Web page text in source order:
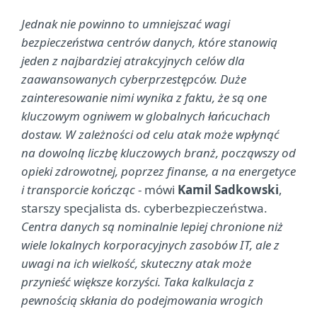
Jednak nie powinno to umniejszać wagi
bezpieczeństwa centrów danych, które stanowią
jeden z najbardziej atrakcyjnych celów dla
zaawansowanych cyberprzestępców. Duże
zainteresowanie nimi wynika z faktu, że są one
kluczowym ogniwem w globalnych łańcuchach
dostaw. W zależności od celu atak może wpłynąć
na dowolną liczbę kluczowych branż, począwszy od
opieki zdrowotnej, poprzez finanse, a na energetyce
i transporcie kończąc- mówi Kamil Sadkowski,
starszy specjalista ds. cyberbezpieczeństwa.
Centra danych są nominalnie lepiej chronione niż
wiele lokalnych korporacyjnych zasobów IT, ale z
uwagi na ich wielkość, skuteczny atak może
przynieść większe korzyści. Taka kalkulacja z
pewnością skłania do podejmowania wrogich